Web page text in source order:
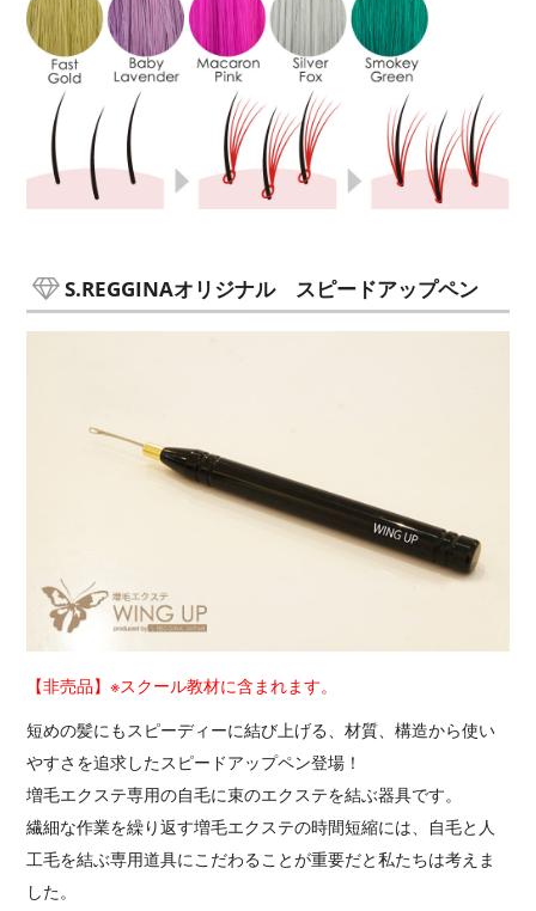
S.REGGINAオリジナル スピードアップペン
【非売品】※スクール教材に含まれます。
短めの髪にもスピーディーに結び上げる、材質、構造から使い
やすさを追求したスピードアップペン登場！
増毛エクステ専用の自毛に束のエクステを結ぶ器具です。
繊細な作業を繰り返す増毛エクステの時間短縮には、自毛と人
工毛を結ぶ専用道具にこだわることが重要だと私たちは考えま
した。